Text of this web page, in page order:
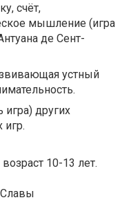
счёт,
мышление (игра
де Сент-
устный
игра) других
игр.
10-13 лет.